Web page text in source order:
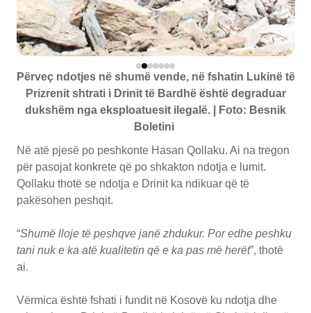
Përveç ndotjes në shumë vende, në fshatin Lukinë të
Prizrenit shtrati i Drinit të Bardhë është degraduar
dukshëm nga eksploatuesit ilegalë. | Foto: Besnik
Boletini
Në atë pjesë po peshkonte Hasan Qollaku. Ai na tregon
për pasojat konkrete që po shkakton ndotja e lumit.
Qollaku thotë se ndotja e Drinit ka ndikuar që të
pakësohen peshqit.
“Shumë lloje të peshqve janë zhdukur. Por edhe peshku
tani nuk e ka atë kualitetin që e ka pas më herët”, thotë
ai.
Vërmica është fshati i fundit në Kosovë ku ndotja dhe